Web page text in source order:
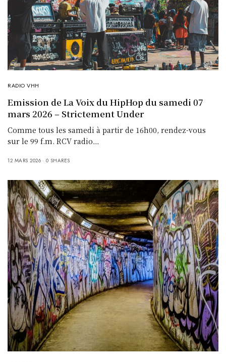
RADIO VHH
Emission de La Voix du HipHop du samedi 07
mars 2026 – Strictement Under
Comme tous les samedi à partir de 16h00, rendez-vous
sur le 99 f.m. RCV radio…
12 MARS 2026 0 SHARES